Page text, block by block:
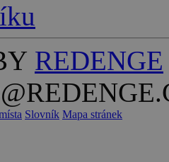
REDENGE
Slovník Mapa stránek